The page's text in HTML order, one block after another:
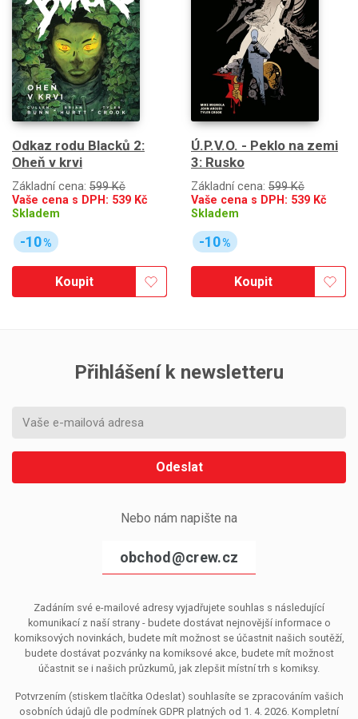
Odkaz rodu Blacků 2:
Oheň v krvi
Základní cena: 599 Kč
Vaše cena s DPH: 539 Kč
Skladem
-10%
Koupit
Ú.P.V.O. - Peklo na zemi
3: Rusko
Základní cena: 599 Kč
Vaše cena s DPH: 539 Kč
Skladem
-10%
Koupit
Přihlášení k newsletteru
Odeslat
Nebo nám napište na
obchod@crew.cz
Zadáním své e-mailové adresy vyjadřujete souhlas s následující
komunikací z naší strany - budete dostávat nejnovější informace o
komiksových novinkách, budete mít možnost se účastnit našich soutěží,
budete dostávat pozvánky na komiksové akce, budete mít možnost
účastnit se i našich průzkumů, jak zlepšit místní trh s komiksy.
Potvrzením (stiskem tlačítka Odeslat) souhlasíte se zpracováním vašich
osobních údajů dle podmínek GDPR platných od 1. 4. 2026. Kompletní